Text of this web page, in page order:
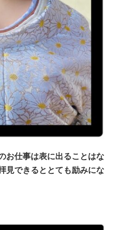
お仕事は表に出ることはな
見できるととても励みにな